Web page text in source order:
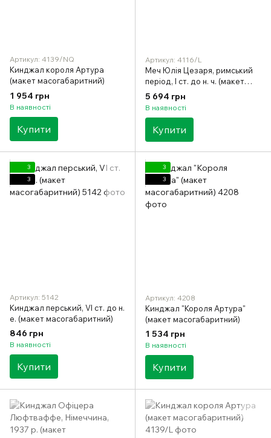
Артикул: 4139/NQ
Кинджал короля Артура
(макет масогабаритний)
1 954 грн
В наявності
Купити
Артикул: 4116/L
Меч Юлія Цезаря, римський
період, I ст. до н. ч. (макет
масогабаритний)
5 694 грн
В наявності
Купити
3
3
Артикул: 5142
Кинджал перський, VI ст. до н.
е. (макет масогабаритний)
846 грн
В наявності
Купити
3
3
Артикул: 4208
Кинджал "Короля Артура"
(макет масогабаритний)
1 534 грн
В наявності
Купити